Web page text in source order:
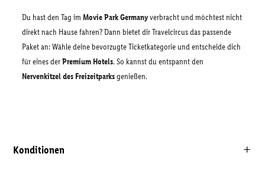
Du hast den Tag im Movie Park Germanyverbracht und möchtest nicht
direkt nach Hause fahren? Dann bietet dir Travelcircus das passende
Paket an: Wähle deine bevorzugte Ticketkategorie und entscheide dich
für eines derPremium Hotels. So kannst du entspannt den
Nervenkitzel des Freizeitparksgenießen.
Konditionen